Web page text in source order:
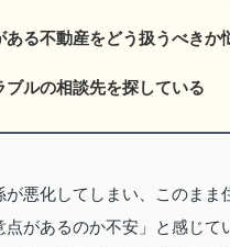
ある不動産をどう扱うべきか
ブルの相談先を探している
が悪化してしまい、このま
点があるのか不安」と感じ